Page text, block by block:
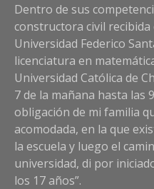
Dentro de sus
constructora civil
Universidad Federico
licenciatura en
Universidad Católica de
7 de la mañana hasta las
obligación de mi familia
acomodada, en la que
la escuela y luego el
universidad, di por
los 17 años”.